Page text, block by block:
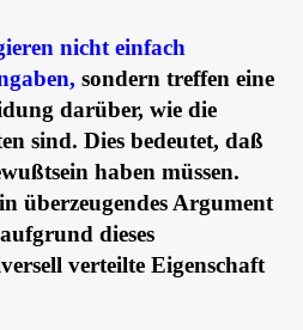
nicht einfach
sondern treffen eine
darüber, wie die
sind. Dies bedeutet, daß
haben müssen.
überzeugendes Argument
dieses
verteilte Eigenschaft